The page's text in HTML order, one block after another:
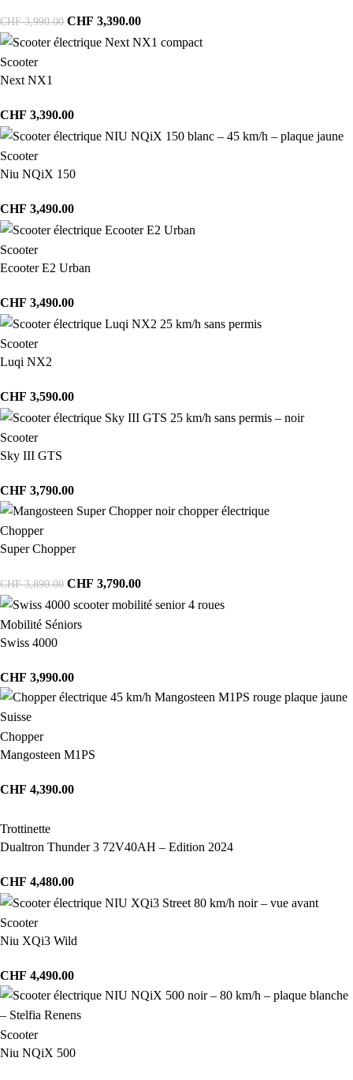
CHF3,990.00 CHF 3,390.00
Scooter
Next NX1
CHF 3,390.00
Scooter
Niu NQiX 150
CHF 3,490.00
Scooter
Ecooter E2 Urban
CHF 3,490.00
Scooter
Luqi NX2
CHF 3,590.00
Scooter
Sky III GTS
CHF 3,790.00
Chopper
Super Chopper
CHF3,890.00 CHF 3,790.00
Mobilité Séniors
Swiss 4000
CHF 3,990.00
Chopper
Mangosteen M1PS
CHF 4,390.00
Trottinette
Dualtron Thunder 3 72V40AH – Edition 2024
CHF 4,480.00
Scooter
Niu XQi3 Wild
CHF 4,490.00
Scooter
Niu NQiX 500